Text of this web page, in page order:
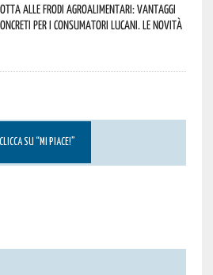
alle frodi agroalimentari: vantaggi
per i consumatori lucani. Le novità
SU “MI PIACE!”